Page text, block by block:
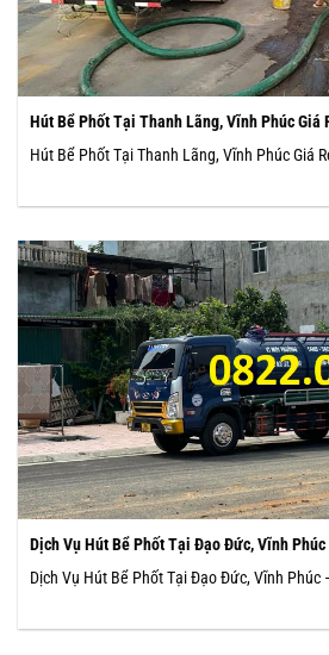
Hút Bể Phốt Tại Thanh Lãng, Vĩnh Phúc Giá
Hút Bể Phốt Tại Thanh Lãng, Vĩnh Phúc Giá
Dịch Vụ Hút Bể Phốt Tại Đạo Đức, Vĩnh Phúc
Dịch Vụ Hút Bể Phốt Tại Đạo Đức, Vĩnh Phúc